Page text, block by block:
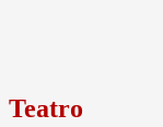
Teatro